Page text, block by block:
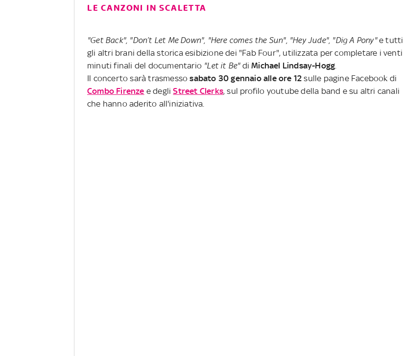
LE CANZONI IN SCALETTA
"Get Back", "Don’t Let Me Down", "Here comes the Sun", "Hey Jude", "Dig A Pony"e tutti
gli altri brani della storica esibizione dei "Fab Four", utilizzata per completare i venti
minuti finali del documentario "Let it Be" diMichael Lindsay-Hogg
Il concerto sarà trasmessosabato 30 gennaio alle ore 12sulle pagine Facebook di
Combo Firenze e degliStreet Clerks, sul profilo youtube della band e su altri canali
che hanno aderito all'iniziativa.